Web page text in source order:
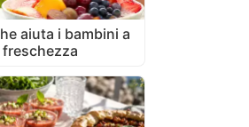
aiuta i bambini a